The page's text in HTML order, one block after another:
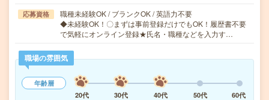
応募資格
職種未経験OK / ブランクOK / 英語力不要
◆未経験OK！〇まずは事前登録だけでもOK！履歴書不要
で気軽にオンライン登録★氏名・職種などを入力す…
職場の雰囲気
年齢層
20代
30代 40代 50代 60代